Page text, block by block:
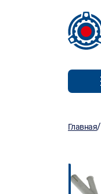
Главная/